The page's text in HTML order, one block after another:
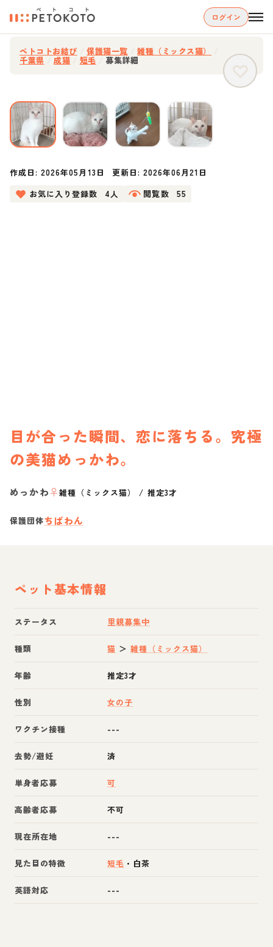
ログイン
ペトコトお結び 保護猫一覧 雑種（ミックス猫）
千葉県 成猫 短毛 募集詳細
作成日:2026年05月13日 更新日: 2026年06月21日
お気に入り登録数
4人 閲覧数 55
目が合った瞬間、恋に落ちる。究極
の美猫めっかわ。
めっかわ♀雑種（ミックス猫） / 推定3才
保護団体ちばわん
ペット基本情報
ステータス 里親募集中
種類 猫 ＞雑種（ミックス猫）
年齢 推定3才
性別 女の子
ワクチン接種 ---
去勢/避妊 済
単身者応募 可
高齢者応募 不可
現在所在地 ---
見た目の特徴 短毛 ・ 白茶
英語対応 ---